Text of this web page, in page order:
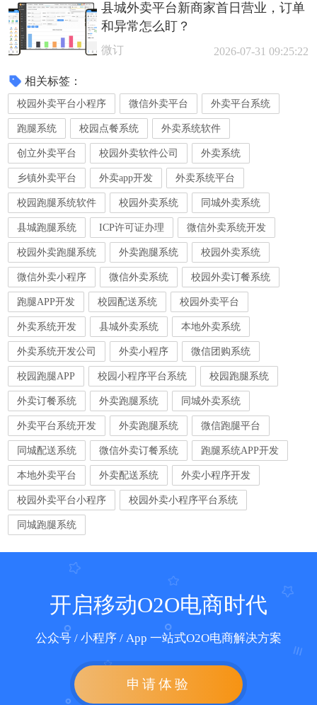
县城外卖平台新商家首日营业，订单
和异常怎么盯？
微订 2026-07-31 09:25:22
相关标签：
校园外卖平台小程序 微信外卖平台 外卖平台系统
跑腿系统 校园点餐系统 外卖系统软件
创立外卖平台 校园外卖软件公司 外卖系统
乡镇外卖平台 外卖app开发 外卖系统平台
校园跑腿系统软件 校园外卖系统 同城外卖系统
县城跑腿系统 ICP许可证办理 微信外卖系统开发
校园外卖跑腿系统 外卖跑腿系统 校园外卖系统
微信外卖小程序 微信外卖系统 校园外卖订餐系统
跑腿APP开发 校园配送系统 校园外卖平台
外卖系统开发 县城外卖系统 本地外卖系统
外卖系统开发公司 外卖小程序 微信团购系统
校园跑腿APP 校园小程序平台系统 校园跑腿系统
外卖订餐系统 外卖跑腿系统 同城外卖系统
外卖平台系统开发 外卖跑腿系统 微信跑腿平台
同城配送系统 微信外卖订餐系统 跑腿系统APP开发
本地外卖平台 外卖配送系统 外卖小程序开发
校园外卖平台小程序 校园外卖小程序平台系统
同城跑腿系统
开启移动O2O电商时代
公众号 / 小程序 / App 一站式O2O电商解决方案
申请体验